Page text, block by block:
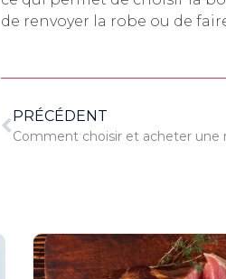
de renvoyer la robe ou de
PRÉCÉDENT
Comment choisir et acheter une